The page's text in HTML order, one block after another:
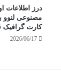
درز اطلاعات
مصنوعی لنوو
کارت گرافیک
2026/06/17